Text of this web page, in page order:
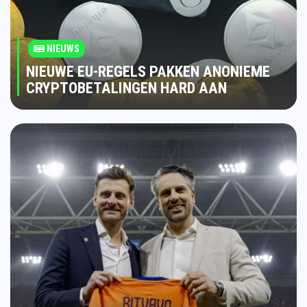
NIEUWS
NIEUWE EU-REGELS PAKKEN ANONIEME
CRYPTOBETALINGEN HARD AAN